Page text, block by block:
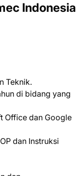
Indonesia
Teknik.
di bidang yang
Office dan Google
dan Instruksi